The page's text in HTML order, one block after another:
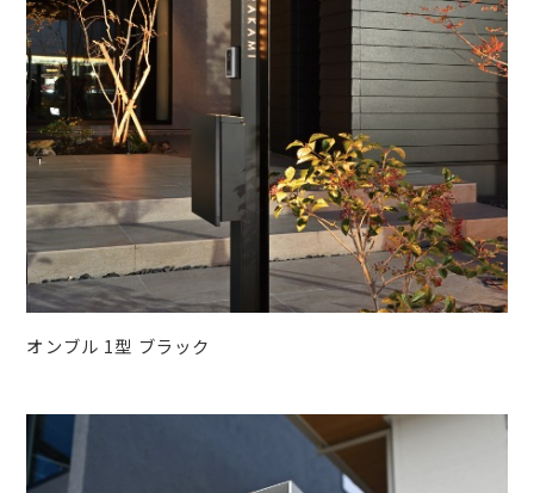
オンブル 1型 ブラック